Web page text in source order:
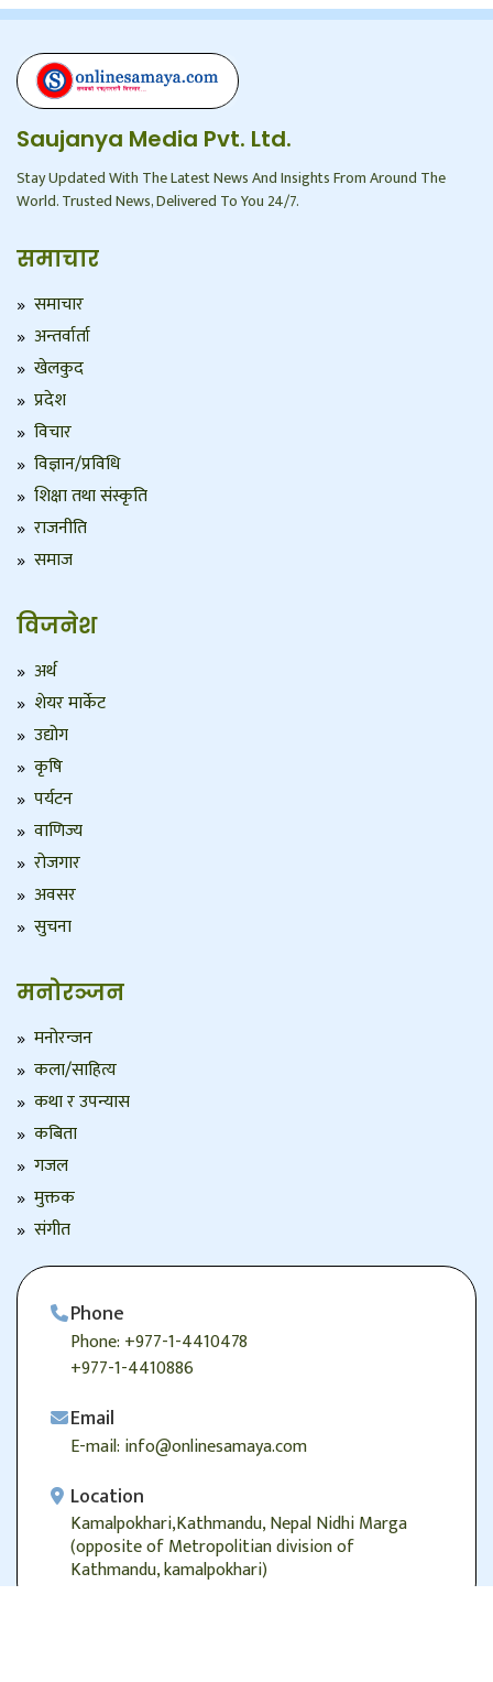
Saujanya Media Pvt. Ltd.
Stay Updated With The Latest News And Insights From Around The
World. Trusted News, Delivered To You 24/7.
समाचार
समाचार
अन्तर्वार्ता
खेलकुद
प्रदेश
विचार
विज्ञान/प्रविधि
शिक्षा तथा संस्कृति
राजनीति
समाज
विजनेश
अर्थ
शेयर मार्केट
उद्योग
कृषि
पर्यटन
वाणिज्य
रोजगार
अवसर
सुचना
मनोरञ्जन
मनोरन्जन
कला/साहित्य
कथा र उपन्यास
कबिता
गजल
मुक्तक
संगीत
Phone
Phone: +977-1-4410478
+977-1-4410886
Email
E-mail: info@onlinesamaya.com
Location
Kamalpokhari,Kathmandu, Nepal Nidhi Marga
(opposite of Metropolitian division of
Kathmandu, kamalpokhari)